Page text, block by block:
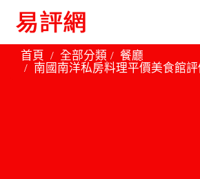
首頁 全部分類
餐廳
南國南洋私房料理平價美食館評